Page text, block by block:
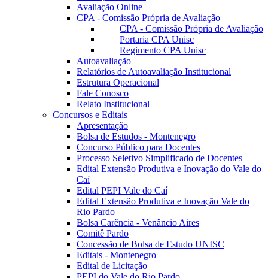
Avaliação Online
CPA - Comissão Própria de Avaliação
CPA - Comissão Própria de Avaliação
Portaria CPA Unisc
Regimento CPA Unisc
Autoavaliação
Relatórios de Autoavaliação Institucional
Estrutura Operacional
Fale Conosco
Relato Institucional
Concursos e Editais
Apresentação
Bolsa de Estudos - Montenegro
Concurso Público para Docentes
Processo Seletivo Simplificado de Docentes
Edital Extensão Produtiva e Inovação do Vale do
Caí
Edital PEPI Vale do Caí
Edital Extensão Produtiva e Inovação Vale do
Rio Pardo
Bolsa Carência - Venâncio Aires
Comitê Pardo
Concessão de Bolsa de Estudo UNISC
Editais - Montenegro
Edital de Licitação